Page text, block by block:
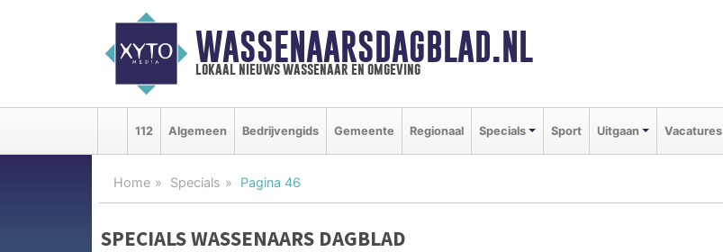
WASSENAARSDAGBLAD.NL
lokaal nieuws wassenaar en omgeving
112 Algemeen Bedrijvengids Gemeente Regionaal Specials Sport Uitgaan Vacatures
Home Specials Pagina 46
SPECIALS WASSENAARS DAGBLAD